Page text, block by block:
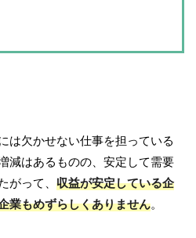
は欠かせない仕事を担っている
減はあるものの、安定して需要
がって、 収益が安定している企
業もめずらしくありません。